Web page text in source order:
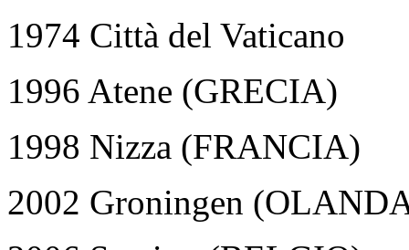
1974 Città del Vaticano
1996 Atene (GRECIA)
1998 Nizza (FRANCIA)
2002 Groningen